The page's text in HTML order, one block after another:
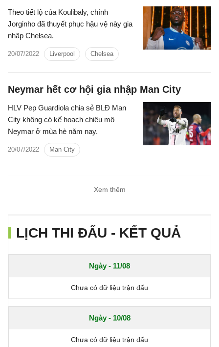
Theo tiết lộ của Koulibaly, chính
Jorginho đã thuyết phục hậu vệ này gia
nhập Chelsea.
20/07/2022 Liverpool Chelsea
Neymar hết cơ hội gia nhập Man City
HLV Pep Guardiola chia sẻ BLĐ Man
City không có kế hoạch chiêu mộ
Neymar ở mùa hè năm nay.
20/07/2022 Man City
Xem thêm
LỊCH THI ĐẤU - KẾT QUẢ
Ngày - 11/08
Chưa có dữ liệu trận đấu
Ngày - 10/08
Chưa có dữ liệu trận đấu